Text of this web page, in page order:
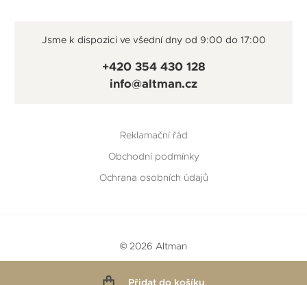
Přidat do košíku
Jsme k dispozici ve všední dny od 9:00 do 17:00
+420 354 430 128
info@altman.cz
Reklamační řád
Obchodní podmínky
Ochrana osobních údajů
© 2026 Altman